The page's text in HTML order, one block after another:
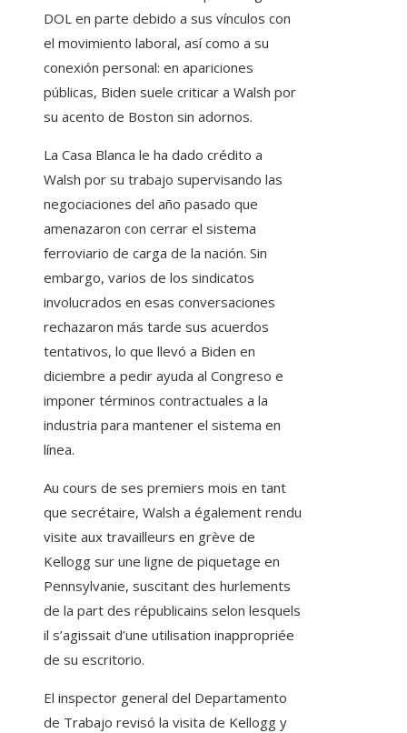
DOL en parte debido a sus vínculos con
el movimiento laboral, así como a su
conexión personal: en apariciones
públicas, Biden suele criticar a Walsh por
su acento de Boston sin adornos.
La Casa Blanca le ha dado crédito a
Walsh por su trabajo supervisando las
negociaciones del año pasado que
amenazaron con cerrar el sistema
ferroviario de carga de la nación. Sin
embargo, varios de los sindicatos
involucrados en esas conversaciones
rechazaron más tarde sus acuerdos
tentativos, lo que llevó a Biden en
diciembre a pedir ayuda al Congreso e
imponer términos contractuales a la
industria para mantener el sistema en
línea.
Au cours de ses premiers mois en tant
que secrétaire, Walsh a également rendu
visite aux travailleurs en grève de
Kellogg sur une ligne de piquetage en
Pennsylvanie, suscitant des hurlements
de la part des républicains selon lesquels
il s’agissait d’une utilisation inappropriée
de su escritorio.
El inspector general del Departamento
de Trabajo revisó la visita de Kellogg y